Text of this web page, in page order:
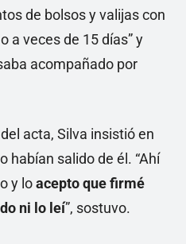
de bolsos y valijas con
a veces de 15 días” y
acompañado por
acta, Silva insistió en
habían salido de él. “Ahí
y loacepto que firmé
ni lo leí”, sostuvo.